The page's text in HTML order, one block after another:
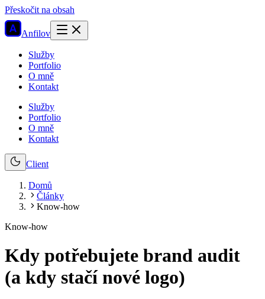
Přeskočit na obsah
Anfilov
Služby
Portfolio
O mně
Kontakt
Služby
Portfolio
O mně
Kontakt
Client
Domů
Články
Know-how
Know-how
Kdy potřebujete brand audit
(a kdy stačí nové logo)